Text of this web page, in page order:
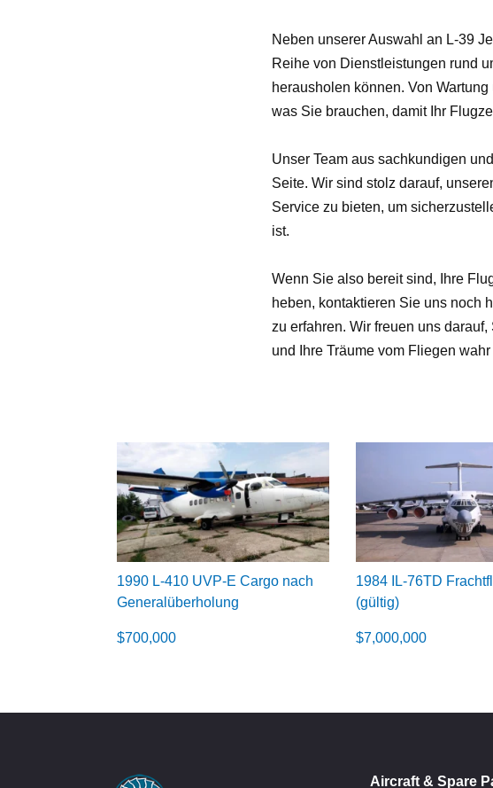
Neben unserer Auswahl an L-39
Reihe von Dienstleistungen rund
herausholen können. Von
was Sie brauchen, damit Ihr
Unser Team aus sachkundigen
Seite. Wir sind stolz darauf,
Service zu bieten, um
ist.
Wenn Sie also bereit sind, Ihre
heben, kontaktieren Sie uns noch
zu erfahren. Wir freuen uns
und Ihre Träume vom Fliegen
1990 L-410 UVP-E Cargo nach
Generalüberholung
$700,000
1984 IL-76TD
(gültig)
$7,000,000
Aircraft & Spare